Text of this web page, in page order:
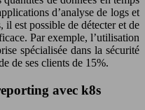
d’analyse de logs et
il est possible de détecter et de
Par exemple, l’utilisation
spécialisée dans la sécurité
de ses clients de 15%.
avec k8s